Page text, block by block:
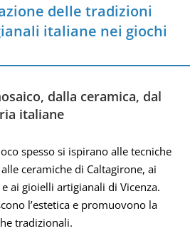
delle tradizioni
italiane nei giochi
dalla ceramica, dal
italiane
spesso si ispirano alle tecniche
ceramiche di Caltagirone, ai
ai gioielli artigianali di Vicenza.
l’estetica e promuovono la
tradizionali.